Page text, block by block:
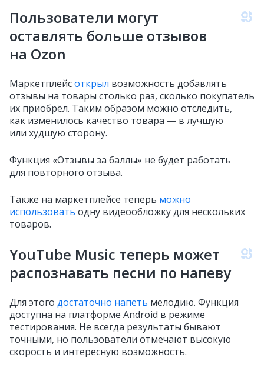
Пользователи могут
оставлять больше отзывов
на Ozon
Маркетплейсоткрыл возможность добавлять
отзывы на товары столько раз, сколько покупатель
их приобрёл. Таким образом можно отследить,
как изменилось качество товара — в лучшую
или худшую сторону.
Функция «Отзывы за баллы» не будет работать
для повторного отзыва.
Также на маркетплейсе теперь можно
использовать одну видеообложку для нескольких
товаров.
YouTube Music теперь может
распознавать песни по напеву
Для этого достаточно напеть мелодию. Функция
доступна на платформе Android в режиме
тестирования. Не всегда результаты бывают
точными, но пользователи отмечают высокую
скорость и интересную возможность.